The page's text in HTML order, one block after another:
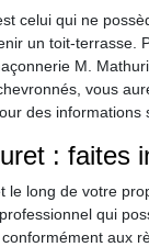
celui qui ne
un toit-terrasse.
M.
vous
des informations
: faites
le long de votre
qui
aux